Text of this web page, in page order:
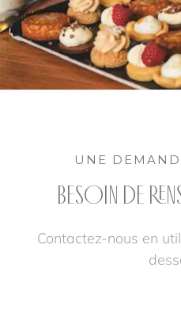
UNE
BESOIN DE
Contactez-nous en